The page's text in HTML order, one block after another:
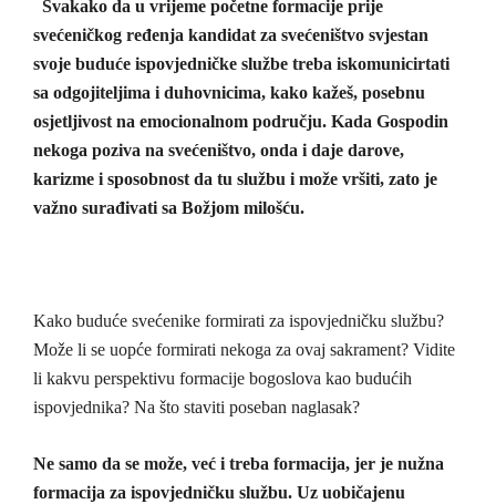
Svakako da u vrijeme početne formacije prije
svećeničkog ređenja kandidat za svećeništvo svjestan
svoje buduće ispovjedničke službe treba iskomunicirtati
sa odgojiteljima i duhovnicima, kako kažeš, posebnu
osjetljivost na emocionalnom području. Kada Gospodin
nekoga poziva na svećeništvo, onda i daje darove,
karizme i sposobnost da tu službu i može vršiti, zato je
važno surađivati sa Božjom milošću.
Kako buduće svećenike formirati za ispovjedničku službu?
Može li se uopće formirati nekoga za ovaj sakrament? Vidite
li kakvu perspektivu formacije bogoslova kao budućih
ispovjednika? Na što staviti poseban naglasak?
Ne samo da se može, već i treba formacija, jer je nužna
formacija za ispovjedničku službu. Uz uobičajenu